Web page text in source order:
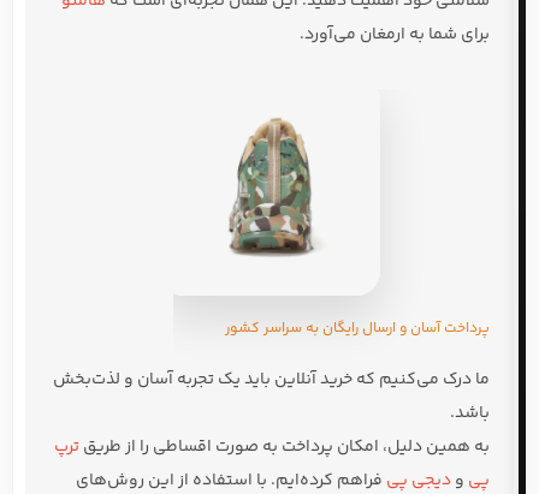
برای شما به ارمغان می‌آورد.
پرداخت آسان و ارسال رایگان به سراسر کشور
ما درک می‌کنیم که خرید آنلاین باید یک تجربه آسان و لذت‌بخش
باشد.
به همین دلیل، امکان پرداخت به صورت اقساطی را از طریقترپ
پی ودیجی پی فراهم کرده‌ایم. با استفاده از این روش‌های